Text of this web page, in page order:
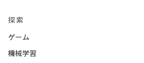
探索
ゲーム
機械学習